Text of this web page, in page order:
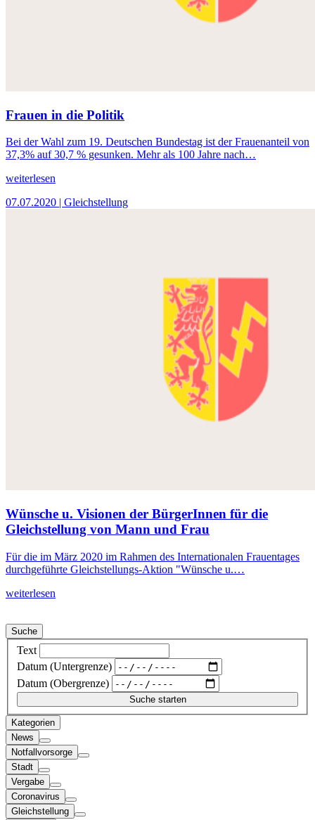
Frauen in die Politik
Bei der Wahl zum 19. Deutschen Bundestag ist der Frauenanteil von
37,3% auf 30,7 % gesunken. Mehr als 100 Jahre nach…
weiterlesen
07.07.2020 | Gleichstellung
Wünsche u. Visionen der BürgerInnen für die
Gleichstellung von Mann und Frau
Für die im März 2020 im Rahmen des Internationalen Frauentages
durchgeführte Gleichstellungs-Aktion "Wünsche u.…
weiterlesen
Suche
Text
Datum (Untergrenze)
Datum (Obergrenze)
Kategorien
News
Notfallvorsorge
Stadt
Vergabe
Coronavirus
Gleichstellung